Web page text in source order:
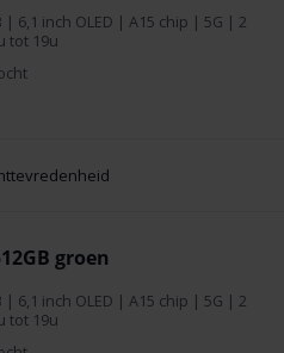
| 6,1 inch OLED | A15 chip | 5G | 2
tot 19u
groen
| 6,1 inch OLED | A15 chip | 5G | 2
tot 19u